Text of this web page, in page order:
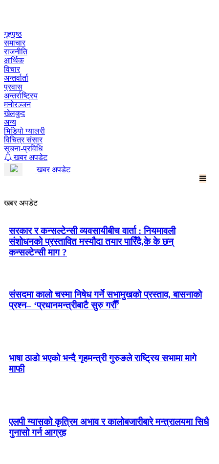
गृहपृष्ठ
समाचार
राजनीति
आर्थिक
विचार
अन्तर्वार्ता
प्रवास
अन्तर्राष्ट्रिय
मनोरञ्जन
खेलकुद
अन्य
भिडियो ग्यालरी
विचित्र संसार
सूचना-प्रविधि
खबर अपडेट
खबर अपडेट
खबर अपडेट
सरकार र कन्सल्टेन्सी व्यवसायीबीच वार्ता : नियमावली
संशोधनको प्रस्तावित मस्यौदा तयार पारिँदै,के के छन्
कन्सल्टेन्सी माग ?
संसदमा कालो चस्मा निषेध गर्ने सभामुखको प्रस्ताव, बासनाको
प्रश्न– ‘प्रधानमन्त्रीबाटै सुरु गरौँ’
भाषा ठाडो भएको भन्दै गृहमन्त्री गुरुङले राष्ट्रिय सभामा मागे
माफी
एलपी ग्यासको कृत्रिम अभाव र कालोबजारीबारे मन्त्रालयमा सिधै
गुनासो गर्न आग्रह